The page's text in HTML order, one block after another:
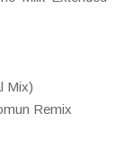
Mix)
Remix